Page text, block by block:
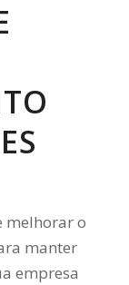
melhorar o
manter
empresa